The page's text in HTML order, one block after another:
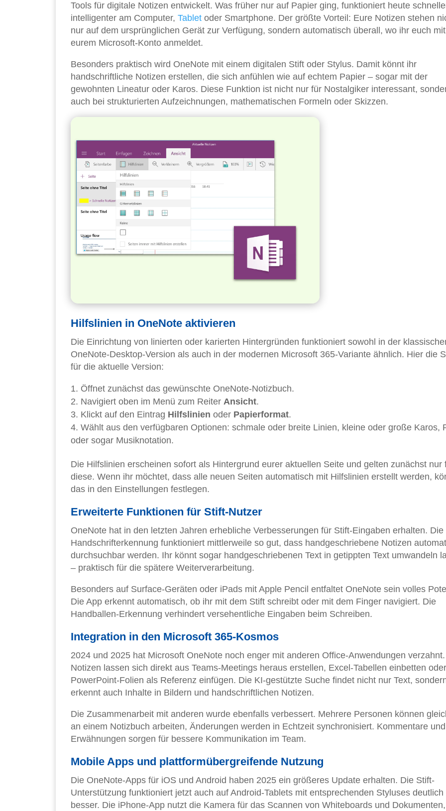
Tools für digitale Notizen entwickelt. Was früher nur auf Papier ging, funktioniert heute
intelligenter am Computer, Tablet oder Smartphone. Der größte Vorteil: Eure Notizen stehen
nur auf dem ursprünglichen Gerät zur Verfügung, sondern automatisch überall, wo ihr euch mit
eurem Microsoft-Konto anmeldet.
Besonders praktisch wird OneNote mit einem digitalen Stift oder Stylus. Damit könnt ihr
handschriftliche Notizen erstellen, die sich anfühlen wie auf echtem Papier – sogar mit der
gewohnten Lineatur oder Karos. Diese Funktion ist nicht nur für Nostalgiker interessant,
auch bei strukturierten Aufzeichnungen, mathematischen Formeln oder Skizzen.
Hilfslinien in OneNote aktivieren
Die Einrichtung von linierten oder karierten Hintergründen funktioniert sowohl in der
OneNote-Desktop-Version als auch in der modernen Microsoft 365-Variante ähnlich. Hier die
für die aktuelle Version:
Öffnet zunächst das gewünschte OneNote-Notizbuch.
Navigiert oben im Menü zum Reiter Ansicht.
Klickt auf den Eintrag Hilfslinien oder Papierformat.
Wählt aus den verfügbaren Optionen: schmale oder breite Linien, kleine oder große Karos,
oder sogar Musiknotation.
Die Hilfslinien erscheinen sofort als Hintergrund eurer aktuellen Seite und gelten zunächst nur
diese. Wenn ihr möchtet, dass alle neuen Seiten automatisch mit Hilfslinien erstellt werden,
das in den Einstellungen festlegen.
Erweiterte Funktionen für Stift-Nutzer
OneNote hat in den letzten Jahren erhebliche Verbesserungen für Stift-Eingaben erhalten. Die
Handschrifterkennung funktioniert mittlerweile so gut, dass handgeschriebene Notizen
durchsuchbar werden. Ihr könnt sogar handgeschriebenen Text in getippten Text umwandeln
– praktisch für die spätere Weiterverarbeitung.
Besonders auf Surface-Geräten oder iPads mit Apple Pencil entfaltet OneNote sein volles
Die App erkennt automatisch, ob ihr mit dem Stift schreibt oder mit dem Finger navigiert. Die
Handballen-Erkennung verhindert versehentliche Eingaben beim Schreiben.
Integration in den Microsoft 365-Kosmos
2024 und 2025 hat Microsoft OneNote noch enger mit anderen Office-Anwendungen verzahnt.
Notizen lassen sich direkt aus Teams-Meetings heraus erstellen, Excel-Tabellen einbetten oder
PowerPoint-Folien als Referenz einfügen. Die KI-gestützte Suche findet nicht nur Text,
erkennt auch Inhalte in Bildern und handschriftlichen Notizen.
Die Zusammenarbeit mit anderen wurde ebenfalls verbessert. Mehrere Personen können
an einem Notizbuch arbeiten, Änderungen werden in Echtzeit synchronisiert. Kommentare
Erwähnungen sorgen für bessere Kommunikation im Team.
Mobile Apps und plattformübergreifende Nutzung
Die OneNote-Apps für iOS und Android haben 2025 ein größeres Update erhalten. Die Stift-
Unterstützung funktioniert jetzt auch auf Android-Tablets mit entsprechenden Styluses deutlich
besser. Die iPhone-App nutzt die Kamera für das Scannen von Whiteboards und